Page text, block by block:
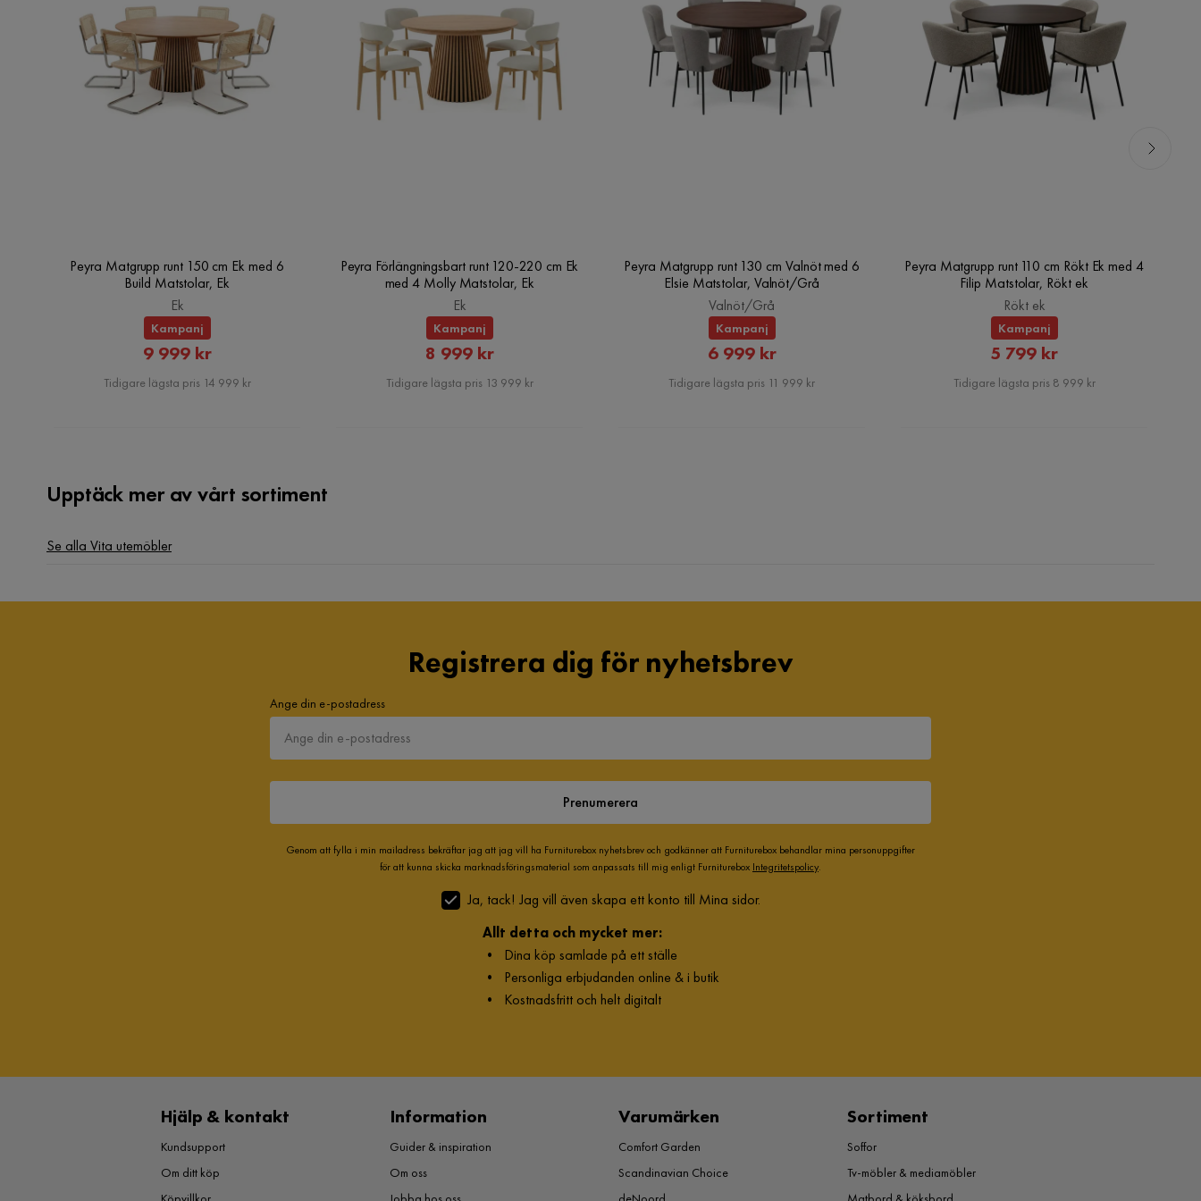
Peyra Matgrupp runt 150 cm Ek med 6
Build Matstolar, Ek
Ek
Kampanj
Rabatterat
Pris
9 999 kr
Tidigare lägsta pris 14 999 kr
Peyra Förlängningsbart runt 120-220 cm Ek
med 4 Molly Matstolar, Ek
Ek
Kampanj
Rabatterat
Pris
8 999 kr
Tidigare lägsta pris 13 999 kr
Peyra Matgrupp runt 130 cm Valnöt med 6
Elsie Matstolar, Valnöt/Grå
Valnöt/Grå
Kampanj
Rabatterat
Pris
6 999 kr
Tidigare lägsta pris 11 999 kr
Peyra Matgrupp runt 110 cm Rökt Ek med 4
Filip Matstolar, Rökt ek
Rökt ek
Kampanj
Rabatterat
Pris
5 799 kr
Tidigare lägsta pris 8 999 kr
Upptäck mer av vårt sortiment
Se alla Vita utemöbler
Registrera dig för nyhetsbrev
Ange din e-postadress
Prenumerera
Genom att fylla i min mailadress bekräftar jag att jag vill ha Furniturebox nyhetsbrev och godkänner att Furniturebox behandlar mina personuppgifter
för att kunna skicka marknadsföringsmaterial som anpassats till mig enligt Furniturebox Integritetspolicy.
Ja, tack! Jag vill även skapa ett konto till Mina sidor.
Allt detta och mycket mer:
• Dina köp samlade på ett ställe
• Personliga erbjudanden online & i butik
• Kostnadsfritt och helt digitalt
Hjälp & kontakt
Kundsupport
Om ditt köp
Information
Guider & inspiration
Om oss
Varumärken
Comfort Garden
Scandinavian Choice
Sortiment
Soffor
Tv-möbler & mediamöbler